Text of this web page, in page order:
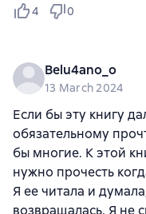
4
0
Belu4ano_o
13 March 2024
Если бы эту книгу
обязательному
бы многие. К этой
нужно прочесть
Я ее читала и
возвращалась. Я не